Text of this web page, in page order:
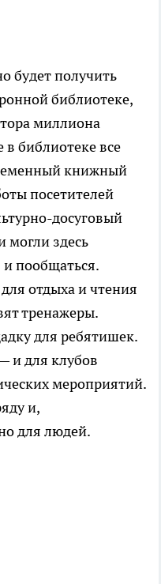
будет получить
библиотеке,
миллиона
библиотеке все
книжный
посетителей
досуговый
могли здесь
и пообщаться.
отдыха и чтения
тренажеры.
для ребятишек.
и для клубов
мероприятий.
и,
для людей.